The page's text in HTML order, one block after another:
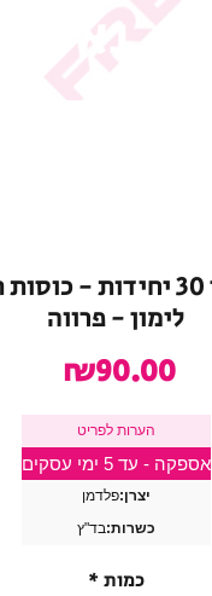
נא
קרטון 30 יחידות -
לימון - פרווה
₪90.00
הערות לפריט
אספקה - עד 5 ימי עסקים
יצרן:פלדמן
כשרות:בד"ץ
כמות *